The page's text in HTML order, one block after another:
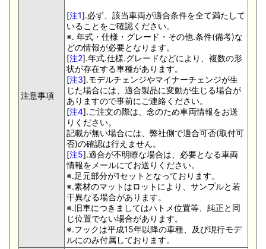
注意事項
[注1].必ず、該当車両が適合条件を全て満たして
いることをご確認ください。
※. 年式・仕様・グレード・その他.条件(備考)な
どの情報が必要となります。
[注2].年式.仕様.グレードなどにより、複数の形
状が存在する車種があります。
[注3].モデルチェンジやマイナーチェンジが生
じた場合には、適合製品に変動が生じる場合が
ありますので事前にご連絡ください。
[注4].ご注文の際は、念のため車両情報をお送
りください。
記載が無い場合には、弊社側で適合可否(取付可
否)の確認は行えません。
[注5].適合が不明瞭な場合は、必要となる車両
情報をメールにてお送りください。
※.足元部分が1セットとなっております。
※.素材のマットはロットにより、サンプルと若
干異なる場合があります。
※.旧車につきましてはハトメ位置等、純正と同
じ位置でない場合があります。
※.フックは平成15年以降の車種、及び現行モデ
ルにのみ付属しております。